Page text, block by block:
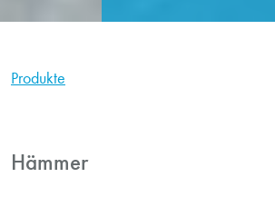
Produkte
Hämmer